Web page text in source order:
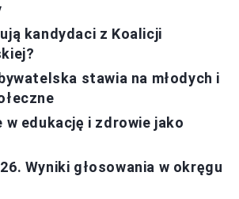
kandydaci z Koalicji
stawia na młodych i
w edukację i zdrowie jako
Wyniki głosowania w okręgu